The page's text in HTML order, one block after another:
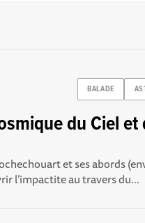
BALADE
du Ciel et
et ses abords
l’impactite au travers du...